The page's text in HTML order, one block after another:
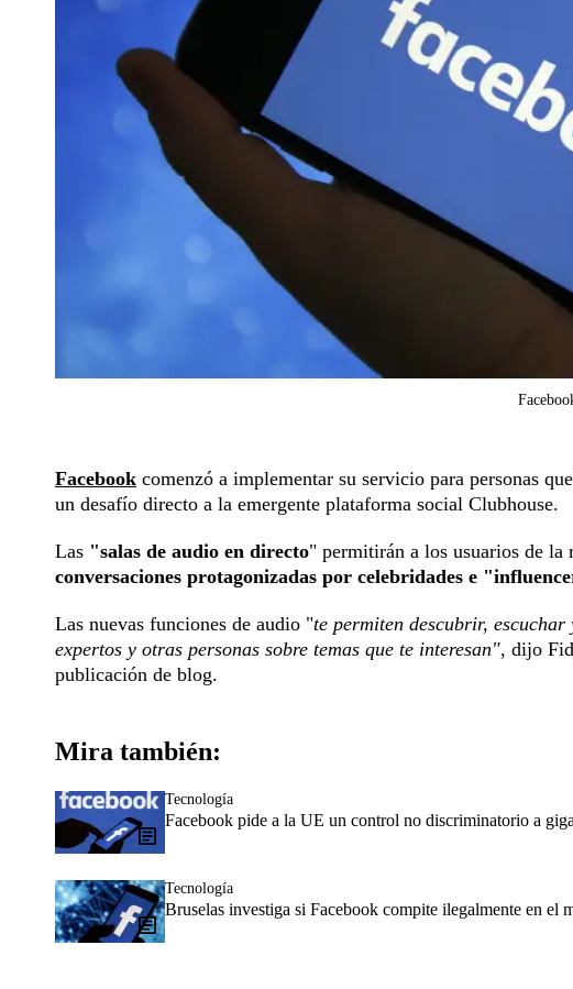
Facebook comenzó a implementar su servicio para personas
un desafío directo a la emergente plataforma social Clubhouse.
Las "salas de audio en directo" permitirán a los usuarios de la
conversaciones protagonizadas por celebridades e
Las nuevas funciones de audio "te permiten descubrir,
expertos y otras personas sobre temas que te interesan", dijo
publicación de blog.
Mira también:
Tecnología
Facebook pide a la UE un control no discriminatorio a
Tecnología
Bruselas investiga si Facebook compite ilegalmente en el